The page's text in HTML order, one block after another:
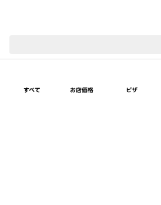
すべて お店価格 ピザ